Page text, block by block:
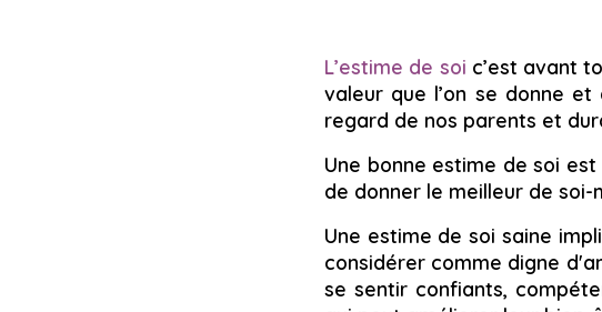
L’estime de soi c’est avant
valeur que l’on se donne
regard de nos parents et
Une bonne estime de soi
de donner le meilleur de
Une estime de soi saine
considérer comme digne
se sentir confiants,